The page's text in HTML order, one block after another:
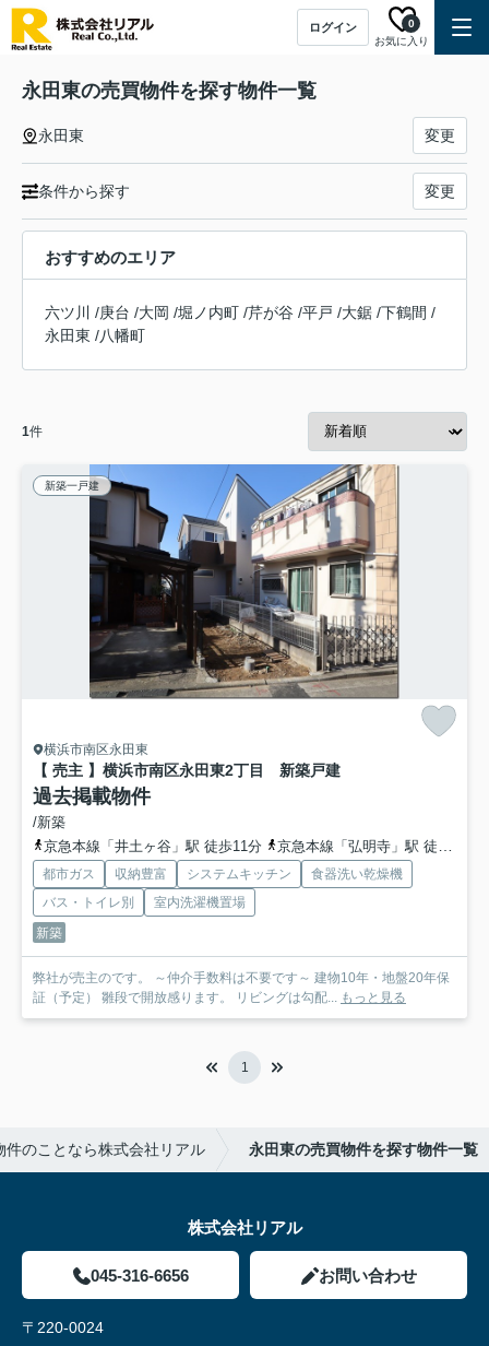
ログイン
お気に入り
0
永田東の売買物件を探す物件一覧
永田東 変更
条件から探す 変更
おすすめのエリア
六ツ川 /庚台 /大岡 /堀ノ内町 /芹が谷 /平戸 /大鋸 /下鶴間 /
永田東 /八幡町
1件
新築一戸建
横浜市南区永田東
【 売主 】横浜市南区永田東2丁目 新築戸建
過去掲載物件
/新築
京急本線「井土ヶ谷」駅 徒歩11分
京急本線「弘明寺」駅 徒歩15分
都市ガス 収納豊富 システムキッチン
食器洗い乾燥機
バス・トイレ別
室内洗濯機置場
新築
弊社が売主のです。 ～仲介手数料は不要です～ 建物10年・地盤20年保
証（予定） 雛段で開放感ります。 リビングは勾配... もっと見る
1
のことなら株式会社リアル 永田東の売買物件を探す物件一覧
株式会社リアル
045-316-6656 お問い合わせ
〒220-0024